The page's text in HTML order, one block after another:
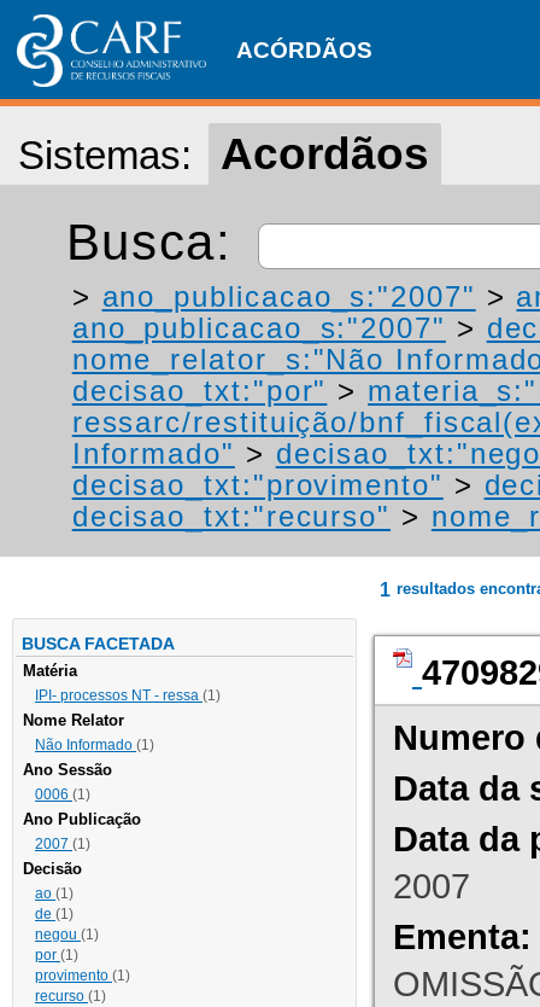
ACÓRDÃOS
Sistemas: Acordãos
Busca:
> ano_publicacao_s:"2007" >
ano_publicacao_s:"2007" >
nome_relator_s:"Não
decisao_txt:"por" >
ressarc/restituição/
Informado" >
decisao_txt:"provimento" >
decisao_txt:"recurso" >
BUSCA FACETADA
Matéria
IPI- processos NT - ressa (1)
Nome Relator
Não Informado (1)
Ano Sessão
0006 (1)
Ano Publicação
2007 (1)
Decisão
ao (1)
de (1)
negou (1)
por (1)
provimento (1)
recurso (1)
1 resultados
Numero
Data da
Data da
2007
Ementa: